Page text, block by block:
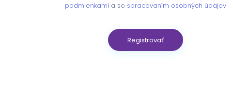
podmienkami a so spracovaním osobných údajov
Registrovať